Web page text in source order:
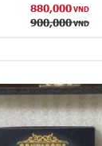
880,000 VND
900,000 VND